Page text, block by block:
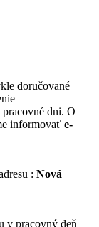
doručované
dni. O
informovať e-
: Nová
v pracovný deň